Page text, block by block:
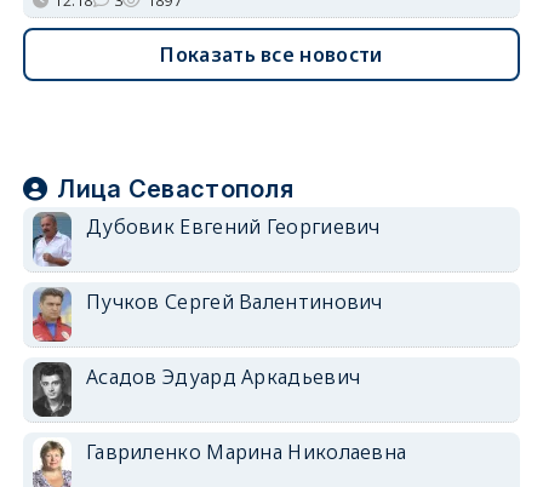
Показать все новости
Лица Севастополя
Дубовик Евгений Георгиевич
Пучков Сергей Валентинович
Асадов Эдуард Аркадьевич
Гавриленко Марина Николаевна